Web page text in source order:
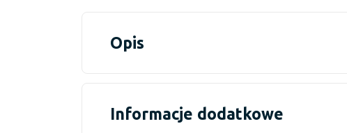
Opis
Informacje dodatkowe